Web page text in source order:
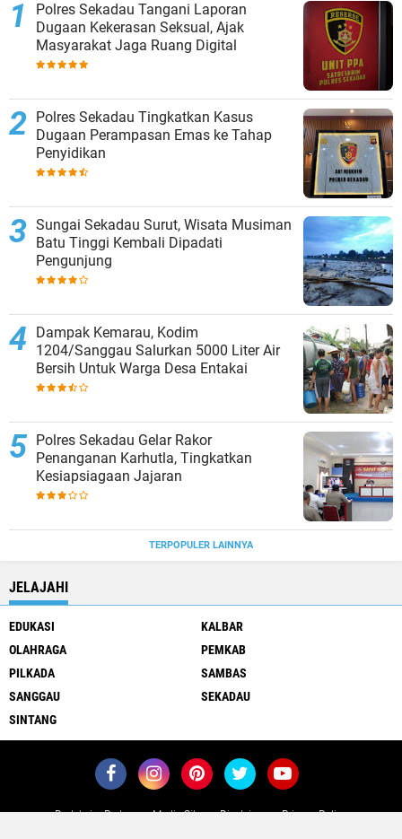
Polres Sekadau Tangani Laporan
Dugaan Kekerasan Seksual, Ajak
Masyarakat Jaga Ruang Digital
Polres Sekadau Tingkatkan Kasus
Dugaan Perampasan Emas ke Tahap
Penyidikan
Sungai Sekadau Surut, Wisata Musiman
Batu Tinggi Kembali Dipadati
Pengunjung
Dampak Kemarau, Kodim
1204/Sanggau Salurkan 5000 Liter Air
Bersih Untuk Warga Desa Entakai
Polres Sekadau Gelar Rakor
Penanganan Karhutla, Tingkatkan
Kesiapsiagaan Jajaran
TERPOPULER LAINNYA
JELAJAHI
EDUKASI
KALBAR
OLAHRAGA
PEMKAB
PILKADA
SAMBAS
SANGGAU
SEKADAU
SINTANG
Redaksi Pedoman Media Siber Disclaimer
Privacy Policy